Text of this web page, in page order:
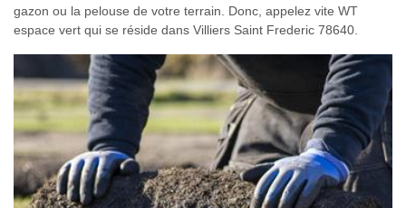
gazon ou la pelouse de votre terrain. Donc, appelez vite WT
espace vert qui se réside dans Villiers Saint Frederic 78640.